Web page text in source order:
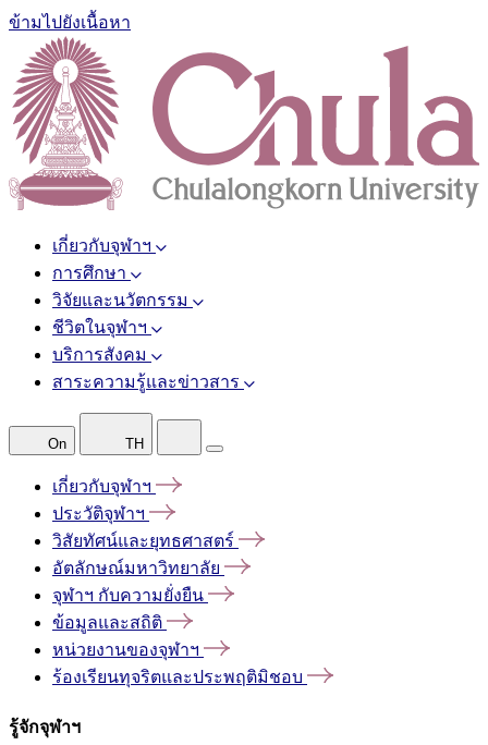
ข้ามไปยังเนื้อหา
เกี่ยวกับจุฬาฯ
การศึกษา
วิจัยและนวัตกรรม
ชีวิตในจุฬาฯ
บริการสังคม
สาระความรู้และข่าวสาร
On TH
เกี่ยวกับจุฬาฯ
ประวัติจุฬาฯ
วิสัยทัศน์และยุทธศาสตร์
อัตลักษณ์มหาวิทยาลัย
จุฬาฯ กับความยั่งยืน
ข้อมูลและสถิติ
หน่วยงานของจุฬาฯ
ร้องเรียนทุจริตและประพฤติมิชอบ
รู้จักจุฬาฯ